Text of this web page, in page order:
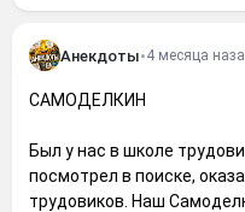
Анекдоты•4 месяца
САМОДЕЛКИН
Был у нас в школе
посмотрел в поиске,
трудовиков. Наш